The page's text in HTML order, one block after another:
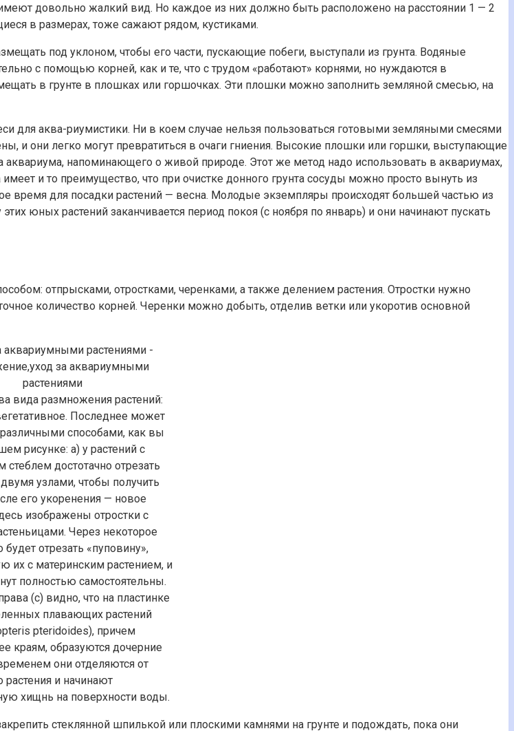
довольно жалкий вид. Но каждое из них должно быть расположено на расстоянии 1 — 2
в размерах, тоже сажают рядом, кустиками.
под уклоном, чтобы его части, пускающие побеги, выступали из грунта. Водяные
с помощью корней, как и те, что с трудом «работают» корнями, но нуждаются в
в грунте в плошках или горшочках. Эти плошки можно заполнить земляной смесью, на
для аква-риумистики. Ни в коем случае нельзя пользоваться готовыми земляными смесями
и они легко могут превратиться в очаги гниения. Высокие плошки или горшки, выступающие
напоминающего о живой природе. Этот же метод надо использовать в аквариумах,
и то преимущество, что при очистке донного грунта сосуды можно просто вынуть из
время для посадки растений — весна. Молодые экземпляры происходят большей частью из
юных растений заканчивается период покоя (с ноября по январь) и они начинают пускать
отпрысками, отростками, черенками, а также делением растения. Отростки нужно
количество корней. Черенки можно добыть, отделив ветки или укоротив основной
вида размножения растений:
Последнее может
способами, как вы
рисунке: а) у растений с
стеблем достотачно отрезать
узлами, чтобы получить
его укоренения — новое
изображены отростки с
Через некоторое
отрезать «пуповину»,
их с материнским растением, и
полностью самостоятельны.
(с) видно, что на пластинке
плавающих растений
pteridoides), причем
краям, образуются дочерние
они отделяются от
растения и начинают
хищнь на поверхности воды.
стеклянной шпилькой или плоскими камнями на грунте и подождать, пока они